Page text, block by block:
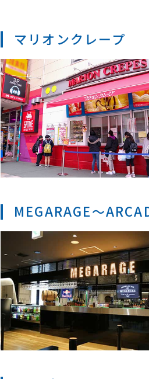
マリオンクレープ
MEGARAGE～